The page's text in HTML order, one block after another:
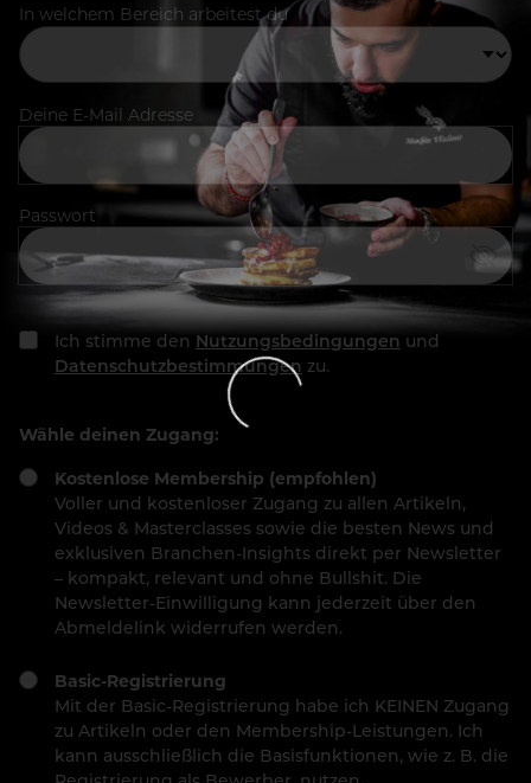
In welchem Bereich arbeitest du
Deine E-Mail Adresse
Passwort
Ich stimme den Nutzungsbedingungen und
Datenschutzbestimmungen zu.
Wähle deinen Zugang:
Kostenlose Membership (empfohlen)
Voller und kostenloser Zugang zu allen Artikeln,
Videos & Masterclasses sowie die besten News und
exklusiven Branchen-Insights direkt per Newsletter
– kompakt, relevant und ohne Bullshit. Die
Newsletter-Einwilligung kann jederzeit über den
Abmeldelink widerrufen werden.
Basic-Registrierung
Mit der Basic-Registrierung habe ich KEINEN Zugang
zu Artikeln oder den Membership-Leistungen. Ich
kann ausschließlich die Basisfunktionen, wie z. B. die